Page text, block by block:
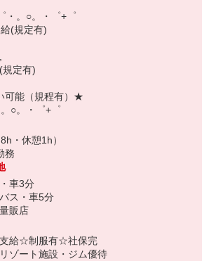
売・個別指導塾・人材紹介
プニング・官公庁案件
ど
でカンタン面接OK！
スピード対応。
・。○。・゜+゜
(規定有)
規定有)
可能（規程有）★
○。・゜+゜
・休憩1h）
務
車3分
ス・車5分
販店
給☆制服有☆社保完
ゾート施設・ジム優待